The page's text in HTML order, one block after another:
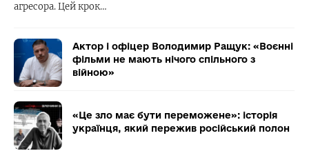
агресора. Цей крок…
Актор і офіцер Володимир Ращук: «Воєнні
фільми не мають нічого спільного з
війною»
«Це зло має бути переможене»: історія
українця, який пережив російський полон